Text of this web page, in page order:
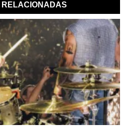
RELACIONADAS